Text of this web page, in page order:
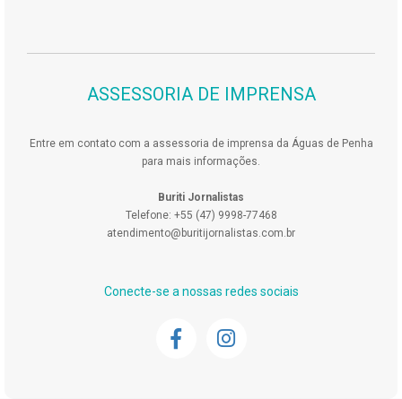
ASSESSORIA DE IMPRENSA
Entre em contato com a assessoria de imprensa da Águas de Penha
para mais informações.
Buriti Jornalistas
Telefone: +55 (47) 9998-77468
atendimento@buritijornalistas.com.br
Conecte-se a nossas redes sociais